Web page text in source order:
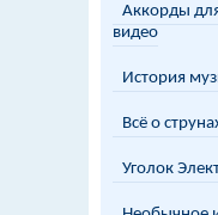
Аккорды
видео
История
Всё о
Уголок